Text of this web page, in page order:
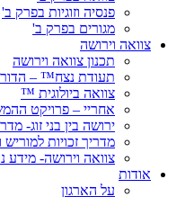
פנסיה וזוגיות בפרק ב'
מגורים בפרק ב'
צוואה וירושה
תכנון צוואה וירושה
תעודת נצח™ –
צוואה ביולוגית ™
אחריי – פרויקט
ירושה בין בני זוג-
מדריך זכויות למוריש
צוואה וירושה- מידע
אודות
על הארגון